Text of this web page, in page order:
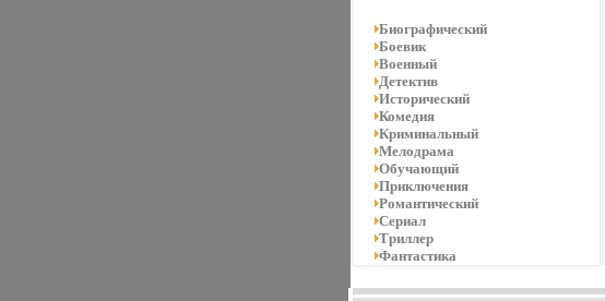
Биографический
Боевик
Военный
Детектив
Исторический
Комедия
Криминальный
Мелодрама
Обучающий
Приключения
Романтический
Сериал
Триллер
Фантастика